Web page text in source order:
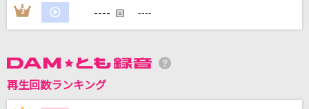
家族や友達と一緒に！練習にも！
3 ---- 回 ----
再生回数ランキング